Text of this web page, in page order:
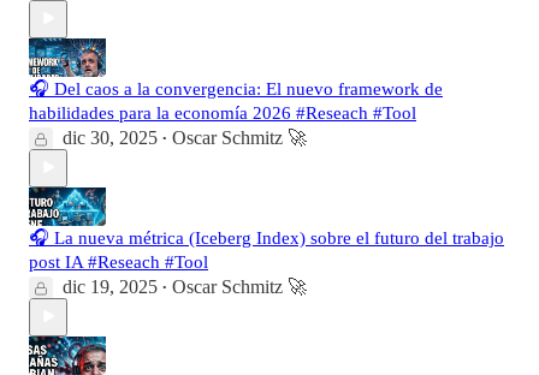
🎧 Del caos a la convergencia: El nuevo framework de
habilidades para la economía 2026 #Reseach #Tool
dic 30, 2025 • Oscar Schmitz 🚀
🎧 La nueva métrica (Iceberg Index) sobre el futuro del trabajo
post IA #Reseach #Tool
dic 19, 2025 • Oscar Schmitz 🚀